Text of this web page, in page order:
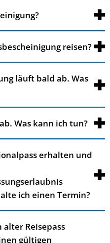
reisen?
läuft bald ab. Was
Was kann ich tun?
erhalten und
ich einen Termin?
Reisepass
gültigen